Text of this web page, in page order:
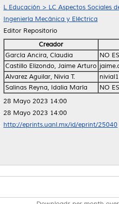
L Educación > LC Aspectos Sociales
Ingeniería Mecánica y Eléctrica
Editor Repositorio
Creador
García Ancira, Claudia
NO
Castillo Elizondo, Jaime Arturo
Alvarez Aguilar, Nivia T.
Salinas Reyna, Idalia María
NO
28 Mayo 2023 14:00
28 Mayo 2023 14:00
http://eprints.uanl.mx/id/eprint/25040